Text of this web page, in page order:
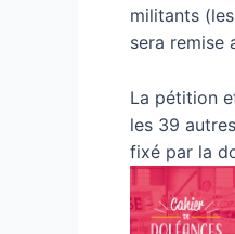
militants
sera remise
La pétition
les 39
fixé par la